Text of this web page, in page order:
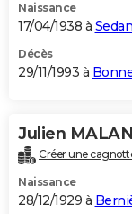
Naissance
17/04/1938 à Sedan
Décès
29/11/1993 à
Julien
Créer une
Naissance
28/12/1929 à